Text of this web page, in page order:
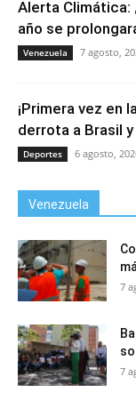
Alerta Climática:
año se
Venezuela 7 agosto,
¡Primera vez en
derrota a Brasil y
Deportes 6 agosto,
Venezuela
7
7